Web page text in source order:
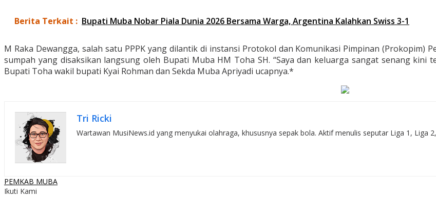
Berita Terkait : Bupati Muba Nobar Piala Dunia 2026 Bersama Warga, Argentina Kalahkan Swiss 3-1
M Raka Dewangga, salah satu PPPK yang dilantik di instansi Protokol dan Komunikasi Pimpinan (Prokopim)
sumpah yang disaksikan langsung oleh Bupati Muba HM Toha SH. “Saya dan keluarga sangat senang kini
Bupati Toha wakil bupati Kyai Rohman dan Sekda Muba Apriyadi ucapnya.*
Tri Ricki
Wartawan MusiNews.id yang menyukai olahraga, khususnya sepak bola. Aktif menulis seputar Liga 1, Liga
PEMKAB MUBA
Ikuti Kami